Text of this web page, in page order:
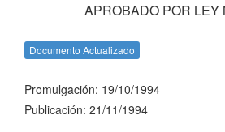
APROBADO POR LEY
Documento Actualizado
Promulgación: 19/10/1994
Publicación: 21/11/1994